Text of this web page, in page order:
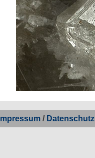
Impressum / Datenschutz